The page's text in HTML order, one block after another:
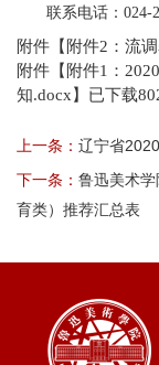
联系电话：024-
附件【 附件2：流
附件【 附件1：
知.docx 】已下载
上一条： 辽宁省
下一条： 鲁迅美术
育类）推荐汇总表